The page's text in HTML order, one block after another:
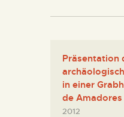
Präsentation
in einer
de
2012